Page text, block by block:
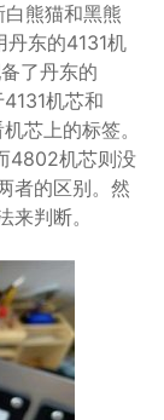
熊猫和黑熊
丹东的4131机
了丹东的
机芯和
芯上的标签。
4802机芯则没
者的区别。然
判断。